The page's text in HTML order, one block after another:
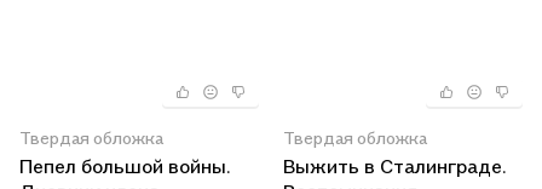
Твердая обложка
Пепел большой войны.
Твердая обложка
Выжить в Сталинграде.